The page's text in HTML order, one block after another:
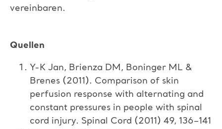
vereinbaren.
Quellen
Y-K Jan, Brienza DM, Boninger ML &
Brenes (2011). Comparison of skin
perfusion response with alternating and
constant pressures in people with spinal
cord injury. Spinal Cord (2011) 49, 136–141